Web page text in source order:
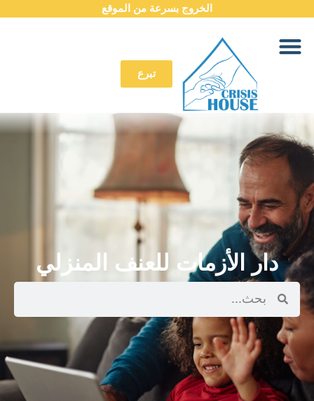
الخروج بسرعة من الموقع
تبرع
دار الأزمات للعنف المنزلي